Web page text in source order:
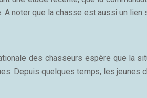
noter que la chasse est aussi un
des chasseurs espère que la
Depuis quelques temps, les jeunes